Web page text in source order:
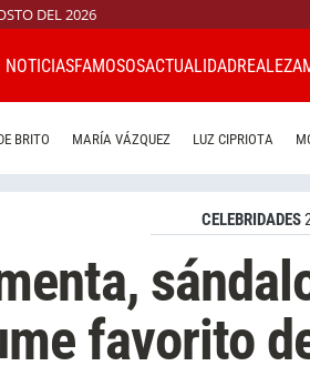
DEL 2026
NOTICIASFAMOSOSACTUALIDADREALEZA
BRITO MARÍA VÁZQUEZ LUZ CIPRIOTA
CELEBRIDADES
favorito